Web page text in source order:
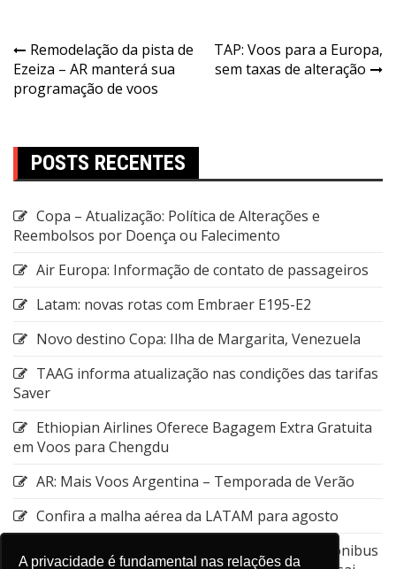
A privacidade é fundamental nas relações da
Remodelação da pista de
Ezeiza – AR manterá sua
programação de voos
TAP: Voos para a Europa,
sem taxas de alteração
POSTS RECENTES
Copa – Atualização: Política de Alterações e
Reembolsos por Doença ou Falecimento
Air Europa: Informação de contato de passageiros
Latam: novas rotas com Embraer E195-E2
Novo destino Copa: Ilha de Margarita, Venezuela
TAAG informa atualização nas condições das tarifas
Saver
Ethiopian Airlines Oferece Bagagem Extra Gratuita
em Voos para Chengdu
AR: Mais Voos Argentina – Temporada de Verão
Confira a malha aérea da LATAM para agosto
Emirates: Alteração do local de embarque do ônibus